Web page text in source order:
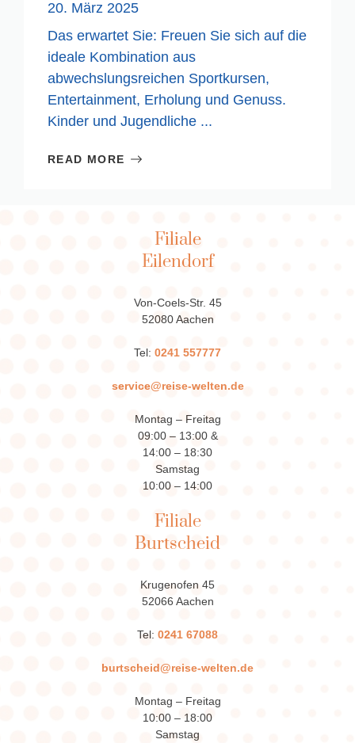
20. März 2025
Das erwartet Sie: Freuen Sie sich auf die
ideale Kombination aus
abwechslungsreichen Sportkursen,
Entertainment, Erholung und Genuss.
Kinder und Jugendliche ...
READ MORE
Filiale
Eilendorf
Von-Coels-Str. 45
52080 Aachen
Tel: 0241 557777
service@reise-welten.de
Montag – Freitag
09:00 – 13:00 &
14:00 – 18:30
Samstag
10:00 – 14:00
Filiale
Burtscheid
Krugenofen 45
52066 Aachen
Tel: 0241 67088
burtscheid@reise-welten.de
Montag – Freitag
10:00 – 18:00
Samstag